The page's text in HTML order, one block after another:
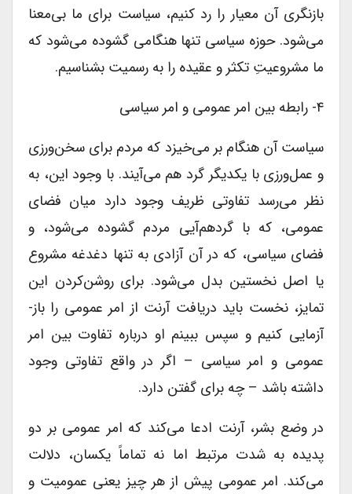
بازنگری آن معیار را رد کنیم، سیاست برای ما بی‌معنا
می‌شود. حوزه سیاسی تنها هنگامی گشوده می‌شود که
ما مشروعیتِ تکثر و عقیده را به رسمیت بشناسیم.
سیاست آن هنگام بر می‌خیزد که مردم برای سخن‌ورزی
و عمل‌ورزی با یکدیگر گرد هم می‌آیند. با وجود این، به
نظر می‌رسد تفاوتی ظریف وجود دارد میان فضای
عمومی، که با گردهم‌آیی مردم گشوده می‌شود، و
فضای سیاسی، که در آن آزادی به تنها دغدغه مشروع
یا اصل نخستین بدل می‌شود. برای روشن‌کردن این
تمایز، نخست باید دریافت آرنت از امر عمومی را باز-
آزمایی کنیم و سپس ببینم او درباره تفاوت بین امر
عمومی و امر سیاسی – اگر در واقع تفاوتی وجود
داشته باشد – چه برای گفتن دارد.
در وضع بشر، آرنت ادعا می‌کند که امر عمومی بر دو
پدیده به شدت مرتبط اما نه تماماً یکسان، دلالت
می‌کند. امر عمومی پیش از هر چیز یعنی عمومیت و